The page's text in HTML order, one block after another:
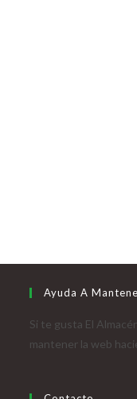
Ayuda A
Si te gusta El
mantener la web